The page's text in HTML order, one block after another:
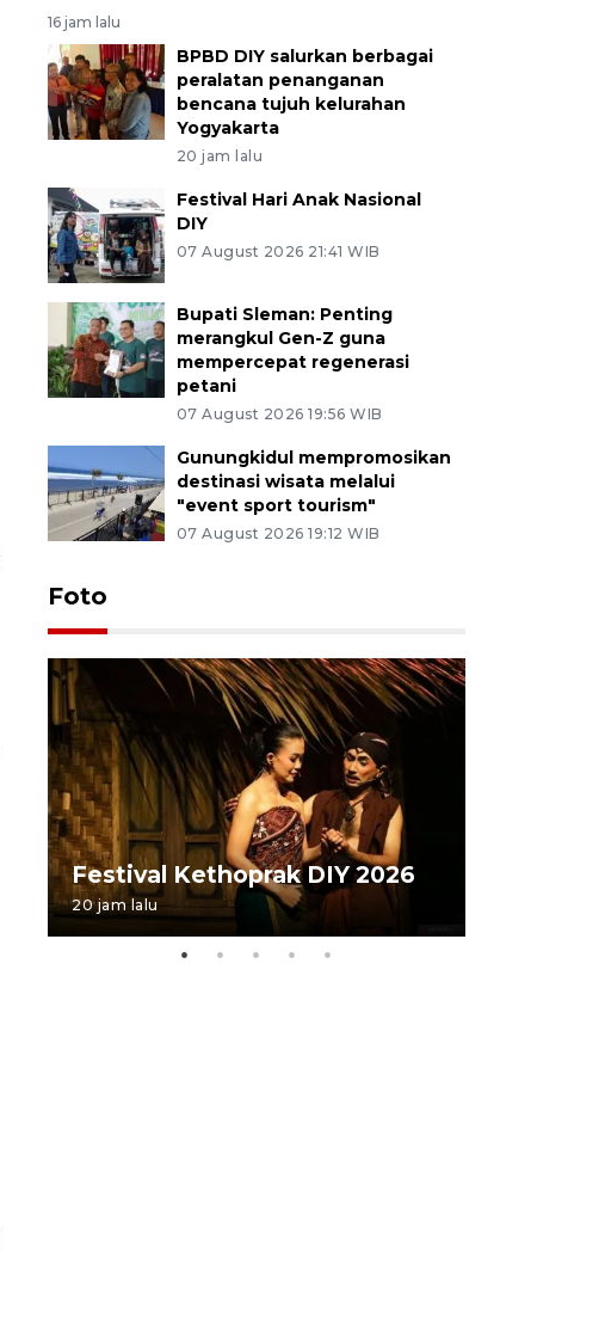
16 jam lalu
BPBD DIY salurkan berbagai
peralatan penanganan
bencana tujuh kelurahan
Yogyakarta
20 jam lalu
Festival Hari Anak Nasional
DIY
07 August 2026 21:41 WIB
Bupati Sleman: Penting
merangkul Gen-Z guna
mempercepat regenerasi
petani
07 August 2026 19:56 WIB
Gunungkidul mempromosikan
destinasi wisata melalui
"event sport tourism"
07 August 2026 19:12 WIB
Foto
Festival Kethoprak DIY 2026
20 jam lalu